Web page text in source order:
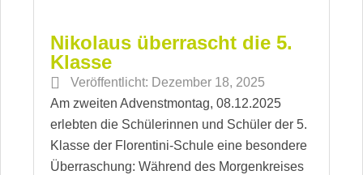
Nikolaus überrascht die 5.
Klasse
Veröffentlicht: Dezember 18, 2025
Am zweiten Advenstmontag, 08.12.2025
erlebten die Schülerinnen und Schüler der 5.
Klasse der Florentini-Schule eine besondere
Überraschung: Während des Morgenkreises